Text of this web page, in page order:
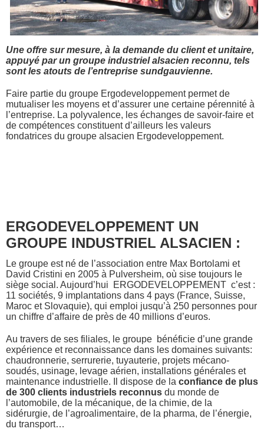
Une offre sur mesure, à la demande du client et unitaire,
appuyé par un groupe industriel alsacien reconnu, tels
sont les atouts de l’entreprise sundgauvienne.
Faire partie du groupe Ergodeveloppement permet de
mutualiser les moyens et d’assurer une certaine pérennité à
l’entreprise. La polyvalence, les échanges de savoir-faire et
de compétences constituent d’ailleurs les valeurs
fondatrices du groupe alsacien Ergodeveloppement.
ERGODEVELOPPEMENT UN
GROUPE INDUSTRIEL ALSACIEN :
Le groupe est né de l’association entre Max Bortolami et
David Cristini en 2005 à Pulversheim, où sise toujours le
siège social. Aujourd’hui ERGODEVELOPPEMENT c’est :
11 sociétés, 9 implantations dans 4 pays (France, Suisse,
Maroc et Slovaquie), qui emploi jusqu’à 250 personnes pour
un chiffre d’affaire de près de 40 millions d’euros.
Au travers de ses filiales, le groupe bénéficie d’une grande
expérience et reconnaissance dans les domaines suivants:
chaudronnerie, serrurerie, tuyauterie, projets mécano-
soudés, usinage, levage aérien, installations générales et
maintenance industrielle. Il dispose de la confiance de plus
de 300 clients industriels reconnus du monde de
l’automobile, de la mécanique, de la chimie, de la
sidérurgie, de l’agroalimentaire, de la pharma, de l’énergie,
du transport…